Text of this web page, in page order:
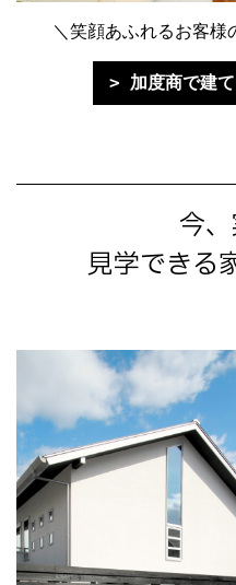
＼笑顔あふれるお客様
加度商で建
今
見学できる